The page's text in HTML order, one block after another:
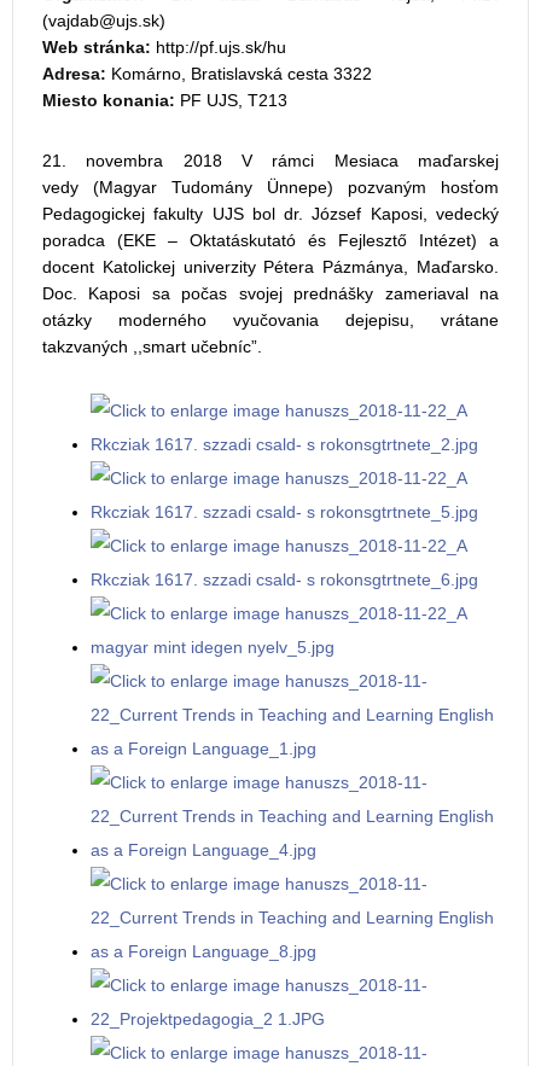
(
)
Web stránka: http://pf.ujs.sk/hu
Adresa: Komárno, Bratislavská cesta 3322
Miesto konania: PF UJS, T213
21. novembra 2018 V rámci Mesiaca maďarskej
vedy (Magyar Tudomány Ünnepe) pozvaným hosťom
Pedagogickej fakulty UJS bol dr. József Kaposi, vedecký
poradca (EKE – Oktatáskutató és Fejlesztő Intézet) a
docent Katolickej univerzity Pétera Pázmánya, Maďarsko.
Doc. Kaposi sa počas svojej prednášky zameriaval na
otázky moderného vyučovania dejepisu, vrátane
takzvaných ,,smart učebníc”.